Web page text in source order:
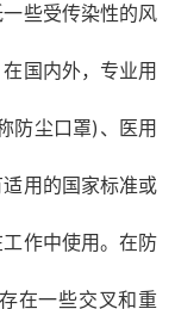
些受传染性的风
国内外，专业用
防尘口罩)、医用
用的国家标准或
作中使用。在防
在一些交叉和重